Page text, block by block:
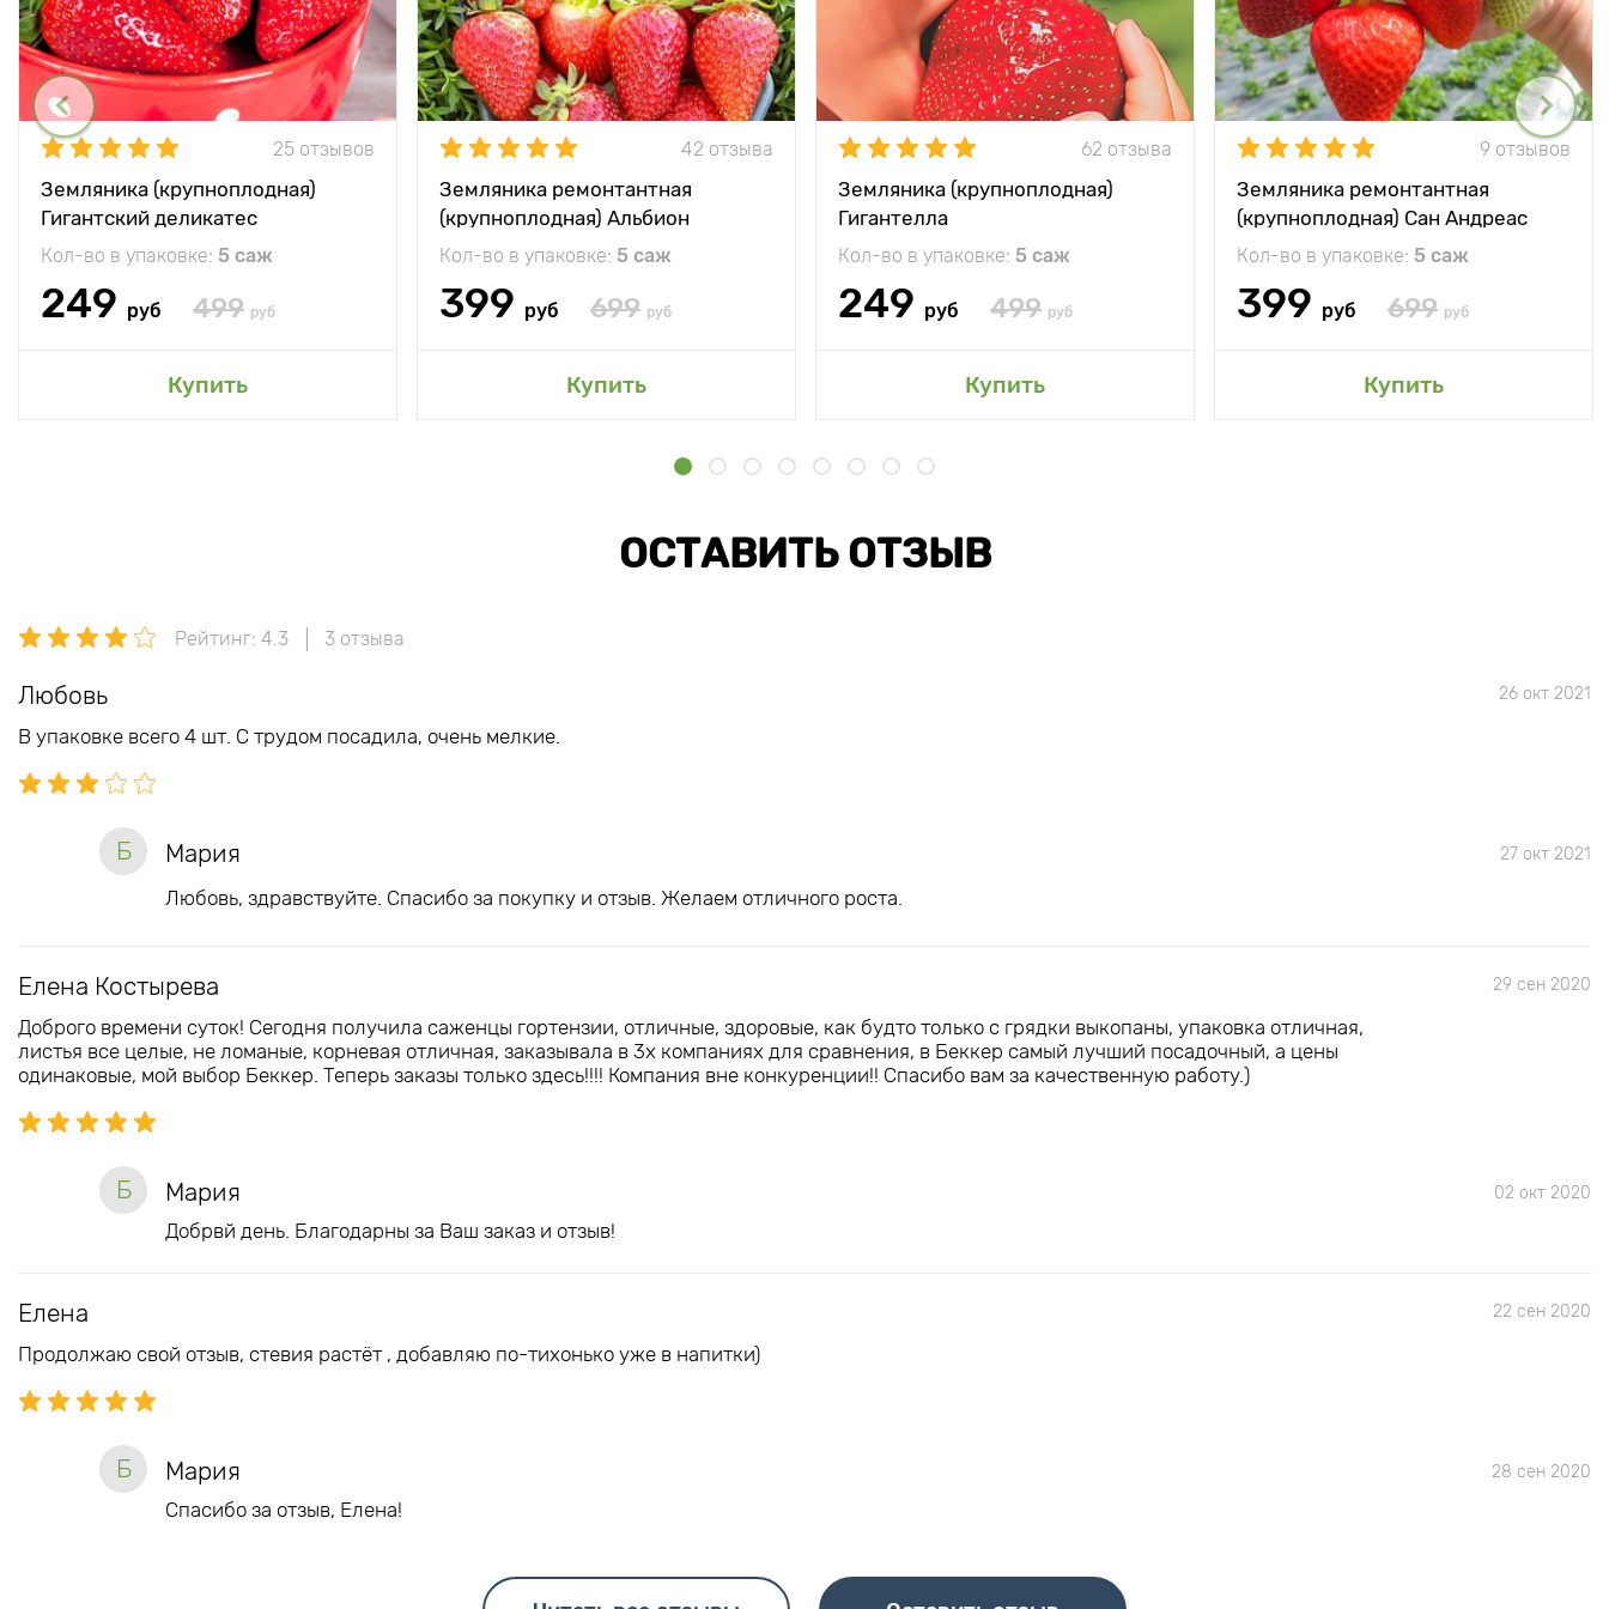
25 отзывов
Земляника (крупноплодная)
Гигантский деликатес
Кол-во в упаковке: 5 саж
249 руб 499 руб
Купить
42 отзыва
Земляника ремонтантная
(крупноплодная) Альбион
Кол-во в упаковке: 5 саж
399 руб 699 руб
Купить
62 отзыва
Земляника (крупноплодная)
Гигантелла
Кол-во в упаковке: 5 саж
249 руб 499 руб
Купить
9 отзывов
Земляника ремонтантная
(крупноплодная) Сан Андреас
Кол-во в упаковке: 5 саж
399 руб 699 руб
Купить
ОСТАВИТЬ ОТЗЫВ
Рейтинг: 4.3 3 отзыва
Любовь 26 окт 2021
В упаковке всего 4 шт. С трудом посадила, очень мелкие.
Б Мария 27 окт 2021
Любовь, здравствуйте. Спасибо за покупку и отзыв. Желаем отличного роста.
Елена Костырева 29 сен 2020
Доброго времени суток! Сегодня получила саженцы гортензии, отличные, здоровые, как будто только с грядки выкопаны, упаковка отличная,
листья все целые, не ломаные, корневая отличная, заказывала в 3х компаниях для сравнения, в Беккер самый лучший посадочный, а цены
одинаковые, мой выбор Беккер. Теперь заказы только здесь!!!! Компания вне конкуренции!! Спасибо вам за качественную работу.)
Б Мария 02 окт 2020
Добрвй день. Благодарны за Ваш заказ и отзыв!
Елена 22 сен 2020
Продолжаю свой отзыв, стевия растёт , добавляю по-тихонько уже в напитки)
Б Мария 28 сен 2020
Спасибо за отзыв, Елена!